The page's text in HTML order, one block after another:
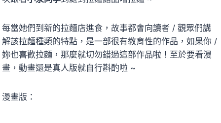
每當她們到新的拉麵店進食，故事都會向讀者 / 觀眾們講
解該拉麵種類的特點，是一部很有教育性的作品，如果你 /
妳也喜歡拉麵，那麼就切勿錯過這部作品啦！至於要看漫
畫，動畫還是真人版就自行斟酌啦 ~
漫畫版：